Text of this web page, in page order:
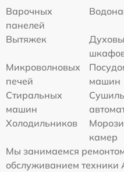
Варочных
панелей
Вытяжек
Микроволновых
печей
машин
Стиральных
машин
Холодильников
камер
Мы занимаемся
обслуживанием техники